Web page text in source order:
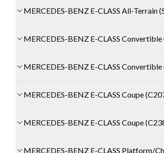
MERCEDES-BENZ E-CLASS All-Terrain
MERCEDES-BENZ E-CLASS
MERCEDES-BENZ E-CLASS
MERCEDES-BENZ E-CLASS Coupe
MERCEDES-BENZ E-CLASS Coupe
MERCEDES-BENZ E-CLASS Platform/